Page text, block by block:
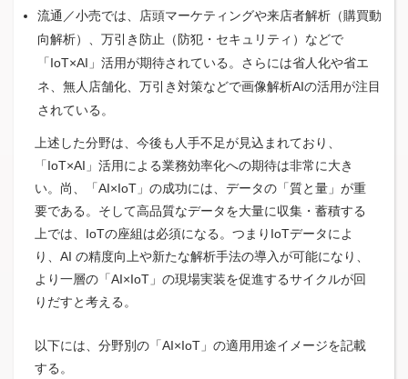
流通／小売では、店頭マーケティングや来店者解析（購買動
向解析）、万引き防止（防犯・セキュリティ）などで
「IoT×AI」活用が期待されている。さらには省人化や省エ
ネ、無人店舗化、万引き対策などで画像解析AIの活用が注目
されている。
上述した分野は、今後も人手不足が見込まれており、
「IoT×AI」活用による業務効率化への期待は非常に大き
い。尚、「AI×IoT」の成功には、データの「質と量」が重
要である。そして高品質なデータを大量に収集・蓄積する
上では、IoTの座組は必須になる。つまりIoTデータによ
り、AI の精度向上や新たな解析手法の導入が可能になり、
より一層の「AI×IoT」の現場実装を促進するサイクルが回
りだすと考える。
以下には、分野別の「AI×IoT」の適用用途イメージを記載
する。